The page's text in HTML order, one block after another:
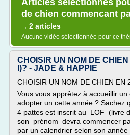
Articles sélectionnés
de chien commencant
→ 2 articles
Aucune vidéo sélectionnée pour ce
CHOISIR UN NOM DE
I)? - JADE & HAPPIE
CHOISIR UN NOM DE CHIEN EN
Vous vous apprêtez à accueillir
adopter un cette année ? Sachez
4 pattes est inscrit au LOF (livre
son prénom devra commencer
par un calendrier selon son année